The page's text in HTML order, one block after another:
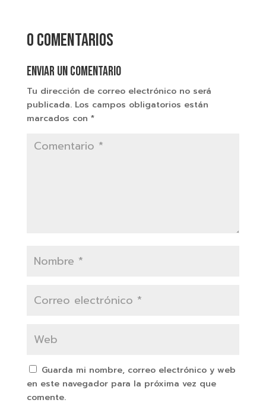
0 comentarios
Enviar un comentario
Tu dirección de correo electrónico no será
publicada. Los campos obligatorios están
marcados con *
Guarda mi nombre, correo electrónico y web
en este navegador para la próxima vez que
comente.